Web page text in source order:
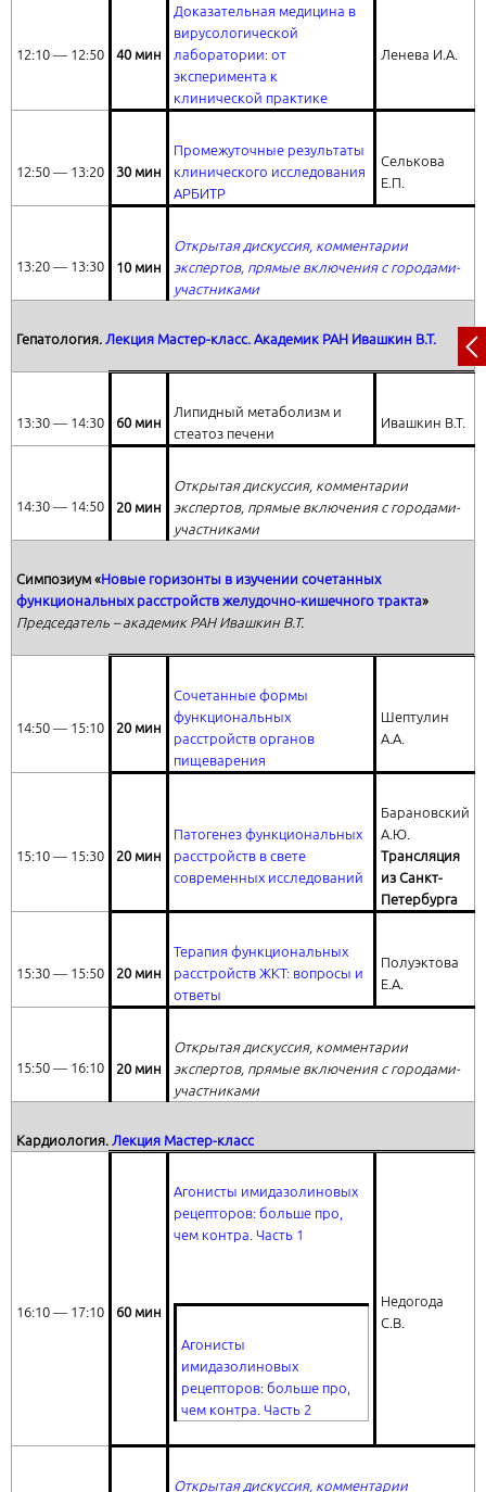
12:10 ― 12:50 40 мин
Доказательная медицина в
вирусологической
лаборатории: от
эксперимента к
клинической практике
Ленева И.А.
12:50 ― 13:20 30 мин
Промежуточные результаты
клинического исследования
АРБИТР
Селькова
Е.П.
13:20 ― 13:30 10 мин
Открытая дискуссия, комментарии
экспертов, прямые включения с городами-
участниками
Гепатология. Лекция Мастер-класс. Академик РАН Ивашкин В.Т.
13:30 ― 14:30 60 мин
Липидный метаболизм и
стеатоз печени
Ивашкин В.Т.
14:30 ― 14:50 20 мин
Открытая дискуссия, комментарии
экспертов, прямые включения с городами-
участниками
Симпозиум «Новые горизонты в изучении сочетанных
функциональных расстройств желудочно-кишечного тракта»
Председатель – академик РАН Ивашкин В.Т.
14:50 ― 15:10 20 мин
Сочетанные формы
функциональных
расстройств органов
пищеварения
Шептулин
А.А.
15:10 ― 15:30 20 мин
Патогенез функциональных
расстройств в свете
современных исследований
Барановский
А.Ю.
Трансляция
из Санкт-
Петербурга
15:30 ― 15:50 20 мин
Терапия функциональных
расстройств ЖКТ: вопросы и
ответы
Полуэктова
Е.А.
15:50 ― 16:10 20 мин
Открытая дискуссия, комментарии
экспертов, прямые включения с городами-
участниками
Кардиология. Лекция Мастер-класс
16:10 ― 17:10 60 мин
Агонисты имидазолиновых
рецепторов: больше про,
чем контра . Часть 1
Агонисты
имидазолиновых
рецепторов: больше про,
чем контра . Часть 2
Недогода
С.В.
Открытая дискуссия, комментарии